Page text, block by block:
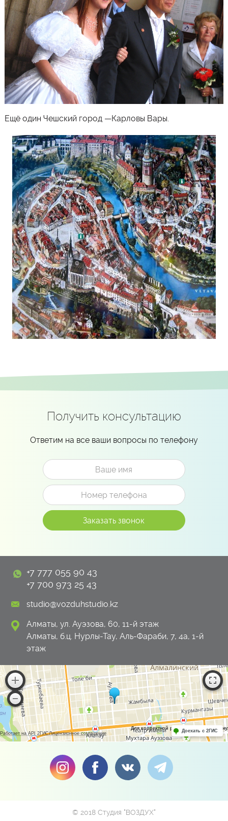
Ещё один Чешский город —Карловы Вары.
Получить консультацию
Ответим на все ваши вопросы по телефону
+7 777 055 90 43
+7 700 973 25 43
studio@vozduhstudio.kz
Алматы, ул. Ауэзова, 60, 11-й этаж
Алматы, б.ц. Нурлы-Тау, Аль-Фараби, 7, 4а, 1-й
этаж
Работает на API 2ГИСЛицензионное соглашение
Для корректной работы Raster JS API
Доехать с 2ГИС
© 2018 Студия "ВОЗДУХ"